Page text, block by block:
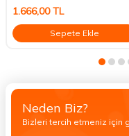
1.666,00TL
Sepete Ekle
Neden Biz?
Bizleri tercih etmeniz için